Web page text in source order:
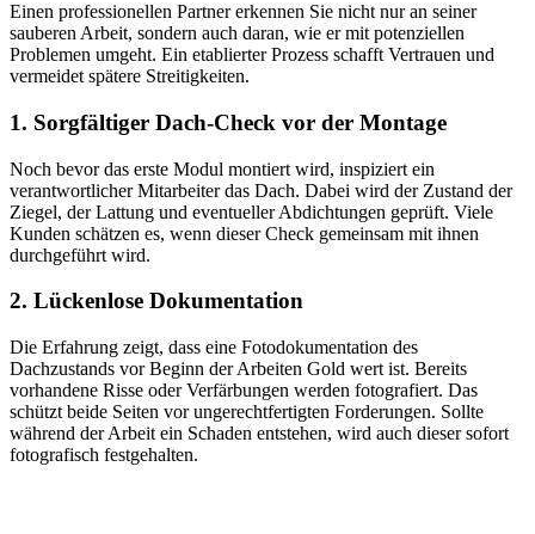
Einen professionellen Partner erkennen Sie nicht nur an seiner
sauberen Arbeit, sondern auch daran, wie er mit potenziellen
Problemen umgeht. Ein etablierter Prozess schafft Vertrauen und
vermeidet spätere Streitigkeiten.
1. Sorgfältiger Dach-Check vor der Montage
Noch bevor das erste Modul montiert wird, inspiziert ein
verantwortlicher Mitarbeiter das Dach. Dabei wird der Zustand der
Ziegel, der Lattung und eventueller Abdichtungen geprüft. Viele
Kunden schätzen es, wenn dieser Check gemeinsam mit ihnen
durchgeführt wird.
2. Lückenlose Dokumentation
Die Erfahrung zeigt, dass eine Fotodokumentation des
Dachzustands vor Beginn der Arbeiten Gold wert ist. Bereits
vorhandene Risse oder Verfärbungen werden fotografiert. Das
schützt beide Seiten vor ungerechtfertigten Forderungen. Sollte
während der Arbeit ein Schaden entstehen, wird auch dieser sofort
fotografisch festgehalten.